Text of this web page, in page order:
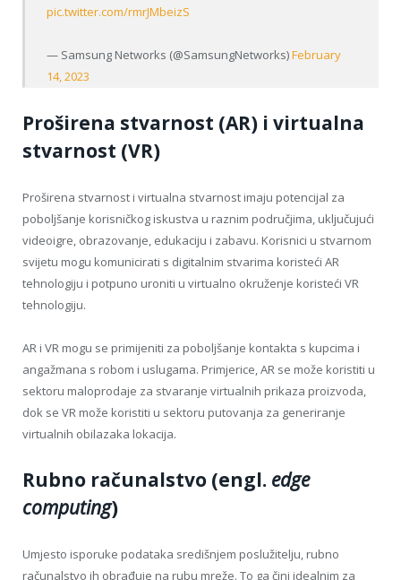
pic.twitter.com/rmrJMbeizS
— Samsung Networks (@SamsungNetworks)February
14, 2023
Proširena stvarnost (AR) i virtualna
stvarnost (VR)
Proširena stvarnost i virtualna stvarnost imaju potencijal za
poboljšanje korisničkog iskustva u raznim područjima, uključujući
videoigre, obrazovanje, edukaciju i zabavu. Korisnici u stvarnom
svijetu mogu komunicirati s digitalnim stvarima koristeći AR
tehnologiju i potpuno uroniti u virtualno okruženje koristeći VR
tehnologiju.
AR i VR mogu se primijeniti za poboljšanje kontakta s kupcima i
angažmana s robom i uslugama. Primjerice, AR se može koristiti u
sektoru maloprodaje za stvaranje virtualnih prikaza proizvoda,
dok se VR može koristiti u sektoru putovanja za generiranje
virtualnih obilazaka lokacija.
Rubno računalstvo (engl. edge
computing)
Umjesto isporuke podataka središnjem poslužitelju, rubno
računalstvo ih obrađuje na rubu mreže. To ga čini idealnim za